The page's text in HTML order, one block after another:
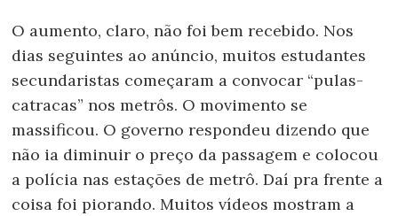
O aumento, claro, não foi bem recebido. Nos
dias seguintes ao anúncio, muitos estudantes
secundaristas começaram a convocar “pulas-
catracas” nos metrôs. O movimento se
massificou. O governo respondeu dizendo que
não ia diminuir o preço da passagem e colocou
a polícia nas estações de metrô. Daí pra frente a
coisa foi piorando. Muitos vídeos mostram a